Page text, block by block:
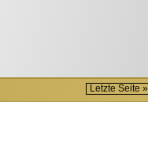
Letzte Seite »